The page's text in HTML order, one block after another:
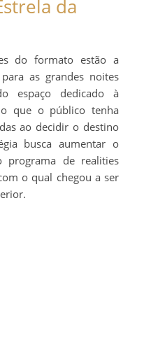
da
do formato estão a
as grandes noites
espaço dedicado à
que o público tenha
ao decidir o destino
busca aumentar o
programa de realities
o qual chegou a ser